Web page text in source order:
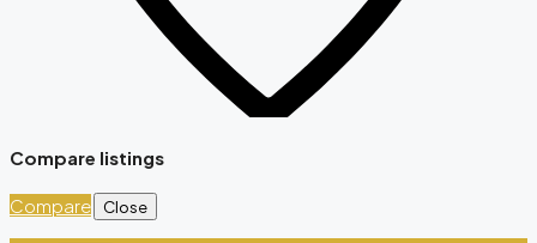
Compare listings
Compare Close